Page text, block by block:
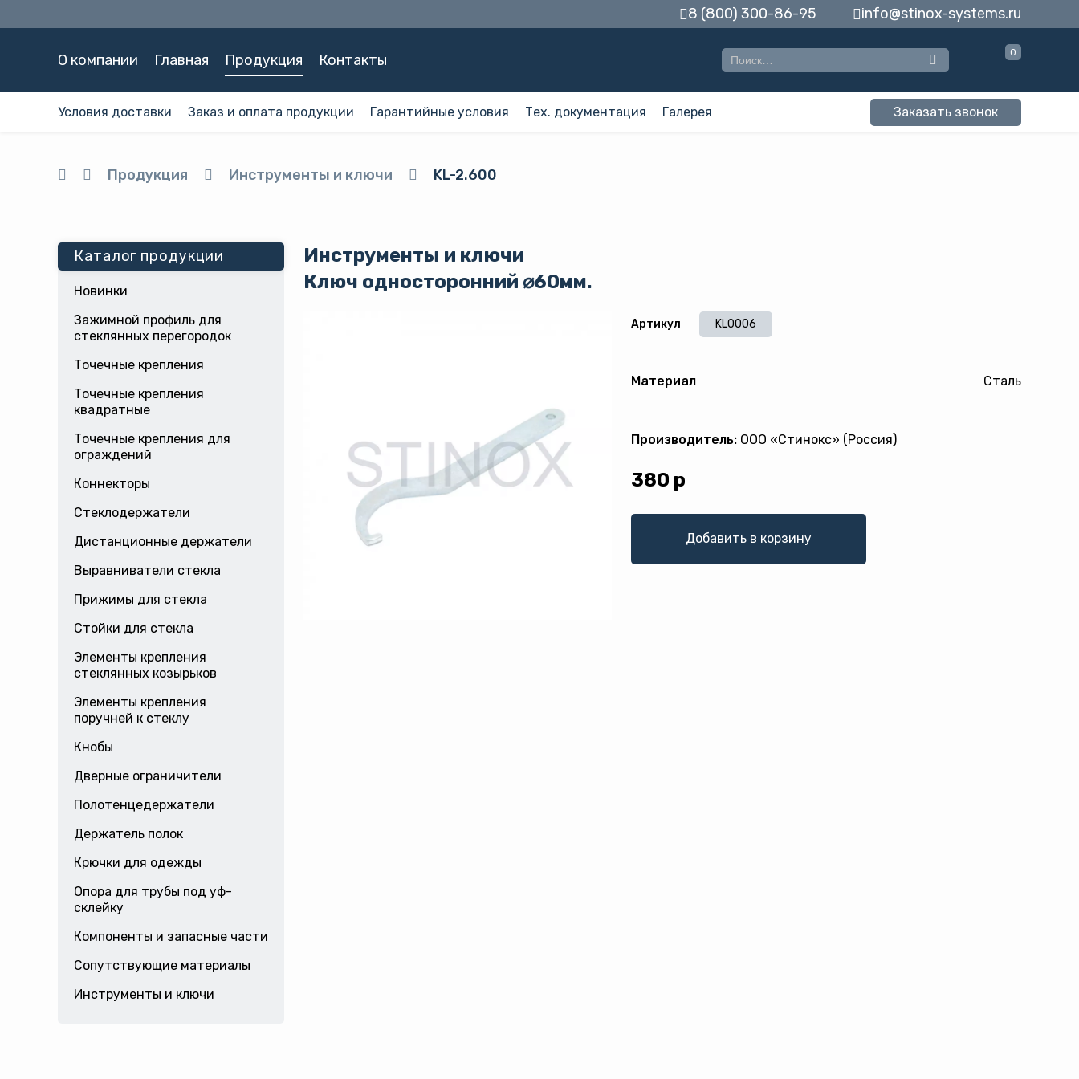
info@stinox-systems.ru
8 (800) 300-86-95
О компании Главная Продукция Контакты 0
Условия доставки Заказ и оплата продукции Гарантийные условия Тех. документация Галерея Заказать звонок
Продукция Инструменты и ключи KL-2.600
Каталог продукции
Новинки
Зажимной профиль для
стеклянных перегородок
Точечные крепления
Точечные крепления
квадратные
Точечные крепления для
ограждений
Коннекторы
Стеклодержатели
Дистанционные держатели
Выравниватели стекла
Прижимы для стекла
Стойки для стекла
Элементы крепления
стеклянных козырьков
Элементы крепления
поручней к стеклу
Кнобы
Дверные ограничители
Полотенцедержатели
Держатель полок
Крючки для одежды
Опора для трубы под уф-
склейку
Компоненты и запасные части
Сопутствующие материалы
Инструменты и ключи
Инструменты и ключи
Ключ односторонний ⌀60мм.
Артикул KL0006
Материал Сталь
Производитель: ООО «Стинокс» (Россия)
380 р
Добавить в корзину